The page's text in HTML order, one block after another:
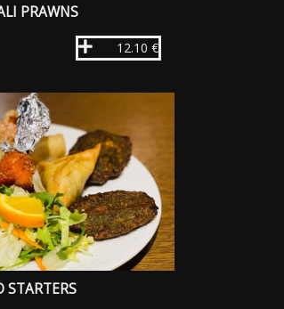
PRAWNS
12.10 €
STARTERS